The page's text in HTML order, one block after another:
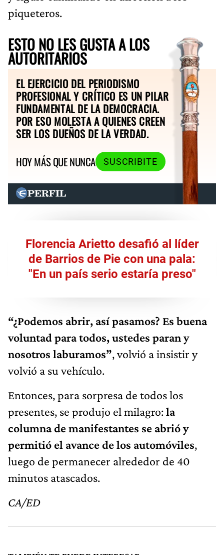
piqueteros.
ESTO NO LES GUSTA A LOS
AUTORITARIOS
EL EJERCICIO DEL PERIODISMO
PROFESIONAL Y CRÍTICO ES UN PILAR
FUNDAMENTAL DE LA DEMOCRACIA.
POR ESO MOLESTA A QUIENES CREEN
SER LOS DUEÑOS DE LA VERDAD.
HOY MÁS QUE NUNCA
SUSCRIBITE
Florencia Arietto desafió al líder
de Barrios de Pie con una pala:
"En un país serio estaría preso"
“¿Podemos abrir, así pasamos? Es buena
voluntad para todos, ustedes paran y
nosotros laburamos”, volvió a insistir y
volvió a su vehículo.
Entonces, para sorpresa de todos los
presentes, se produjo el milagro:la
columna de manifestantes se abrió y
permitió el avance de los automóviles,
luego de permanecer alrededor de 40
minutos atascados.
CA/ED